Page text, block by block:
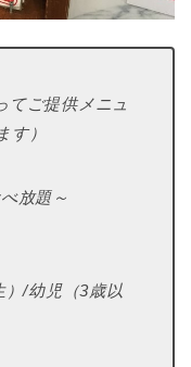
てご提供メニュ
す）
べ放題～
）/幼児（3歳以